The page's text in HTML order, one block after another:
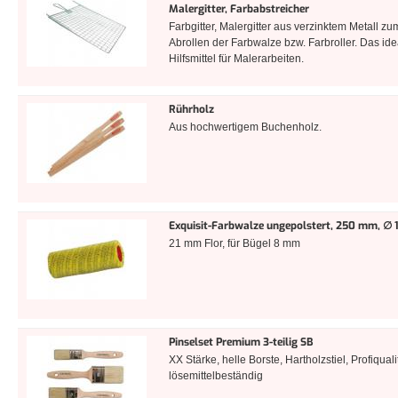
Malergitter, Farbabstreicher
Farbgitter, Malergitter aus verzinktem Metall
Abrollen der Farbwalze bzw. Farbroller. Das
Hilfsmittel für Malerarbeiten.
Rührholz
Aus hochwertigem Buchenholz.
Exquisit-Farbwalze ungepolstert, 250 mm, ∅
21 mm Flor, für Bügel 8 mm
Pinselset Premium 3-teilig SB
XX Stärke, helle Borste, Hartholzstiel,
lösemittelbeständig